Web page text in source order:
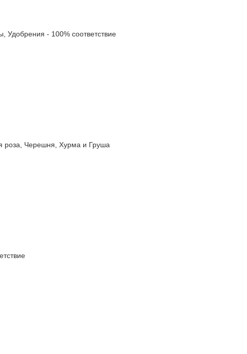
- 100% соответствие
Черешня, Хурма и Груша